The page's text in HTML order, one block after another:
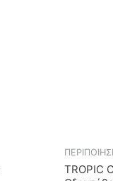
TROPIC